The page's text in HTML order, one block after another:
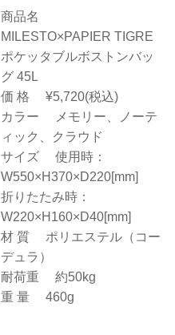
商品名
MILESTO×PAPIER TIGRE
ポケッタブルボストンバッ
グ 45L
価 格 ¥5,720(税込)
カラー メモリー、ノーテ
ィック、クラウド
サイズ 使用時：
W550×H370×D220[mm]
折りたたみ時：
W220×H160×D40[mm]
材 質 ポリエステル（コー
デュラ）
耐荷重 約50kg
重 量 460g